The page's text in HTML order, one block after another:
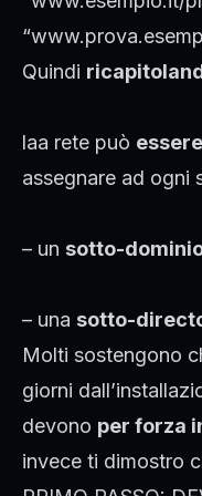
Quindi
laa rete può
assegnare ad ogni
– un sotto-
– una sotto-
Molti sostengono
giorni
devono per forza
invece ti dimostro